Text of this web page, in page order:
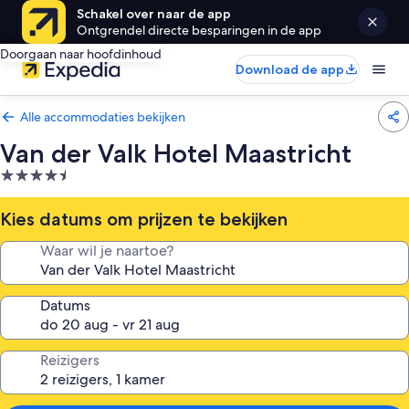
Schakel over naar de app
Ontgrendel directe besparingen in de app
Doorgaan naar hoofdinhoud
Download de app
Alle accommodaties bekijken
Van der Valk Hotel Maastricht
4.5-
sterrenaccommodatie
Kies datums om prijzen te bekijken
Waar wil je naartoe?
Datums
Reizigers